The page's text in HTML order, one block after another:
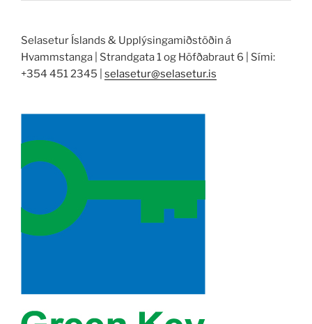
Selasetur Íslands & Upplýsingamiðstöðin á
Hvammstanga | Strandgata 1 og Höfðabraut 6 | Sími:
+354 451 2345 | selasetur@selasetur.is